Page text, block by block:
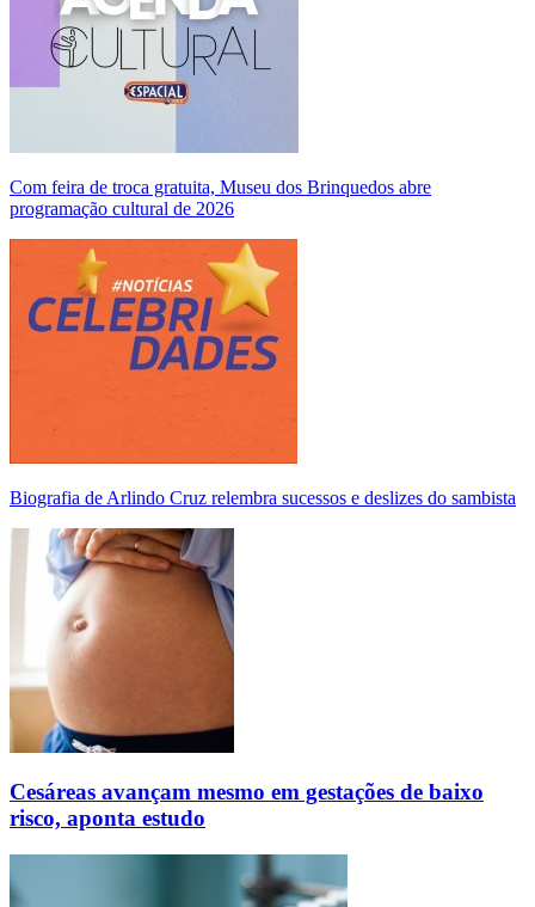
Com feira de troca gratuita, Museu dos Brinquedos abre
programação cultural de 2026
Biografia de Arlindo Cruz relembra sucessos e deslizes do sambista
Cesáreas avançam mesmo em gestações de baixo
risco, aponta estudo